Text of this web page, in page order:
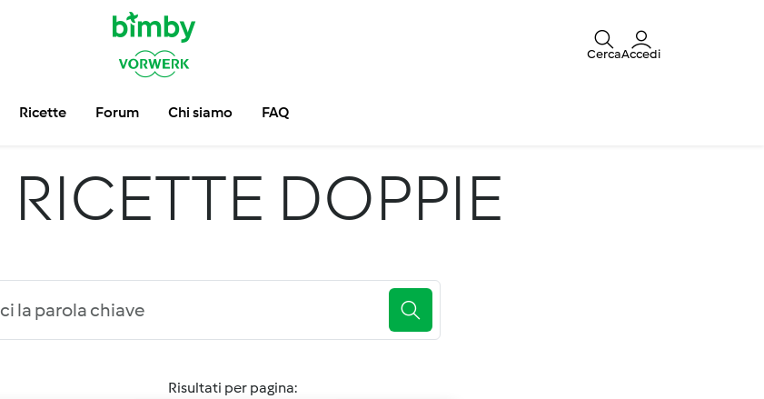
CercaAccedi
Ricette Forum Chi siamo FAQ
RICETTE DOPPIE
Risultati per pagina: